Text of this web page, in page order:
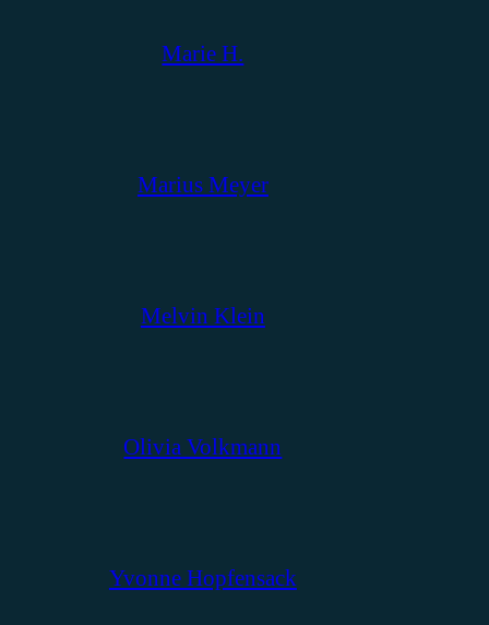
Marie H.
Marius Meyer
Melvin Klein
Olivia Volkmann
Yvonne Hopfensack